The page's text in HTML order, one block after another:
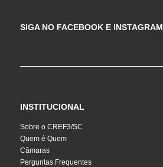
SIGA NO FACEBOOK E INSTAGRAM
INSTITUCIONAL
Sobre o CREF3/SC
Quem é Quem
Câmaras
Perguntas Frequentes